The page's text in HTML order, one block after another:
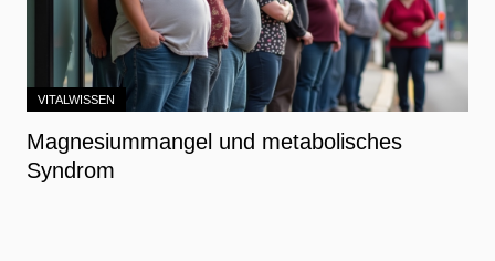
VITALWISSEN
Magnesiummangel und metabolisches
Syndrom